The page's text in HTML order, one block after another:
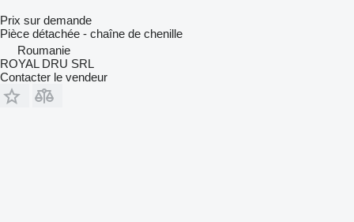
Prix sur demande
Pièce détachée - chaîne de chenille
Roumanie
ROYAL DRU SRL
Contacter le vendeur